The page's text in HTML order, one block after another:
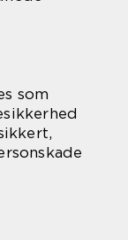
som